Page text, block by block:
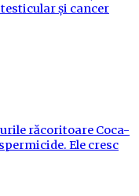
și cancer
răcoritoare Coca-
Ele cresc